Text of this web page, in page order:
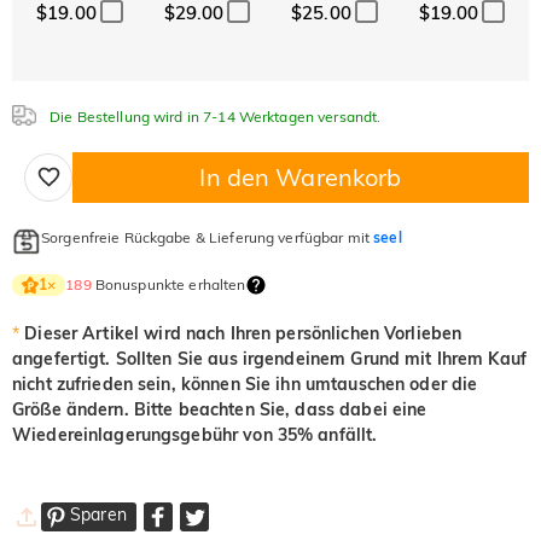
$19.00 $29.00 $25.00 $19.00
Die Bestellung wird in 7-14 Werktagen versandt.
In den Warenkorb
Sorgenfreie Rückgabe & Lieferung verfügbar mitseel
1× 189Bonuspunkte erhalten
* Dieser Artikel wird nach Ihren persönlichen Vorlieben
angefertigt. Sollten Sie aus irgendeinem Grund mit Ihrem Kauf
nicht zufrieden sein, können Sie ihn umtauschen oder die
Größe ändern. Bitte beachten Sie, dass dabei eine
Wiedereinlagerungsgebühr von 35% anfällt.
Sparen